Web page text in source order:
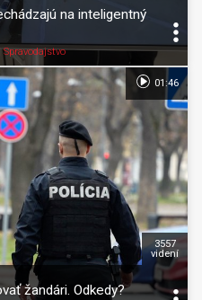
na inteligentný
|Spravodajstvo
žandári. Odkedy?
3557
videní
01:46